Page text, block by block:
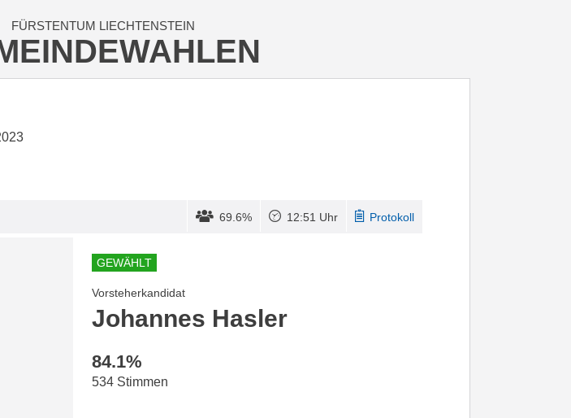
FÜRSTENTUM LIECHTENSTEIN
69.6% 12:51 Uhr Protokoll
GEWÄHLT
Vorsteherkandidat
Johannes Hasler
84.1%
534 Stimmen